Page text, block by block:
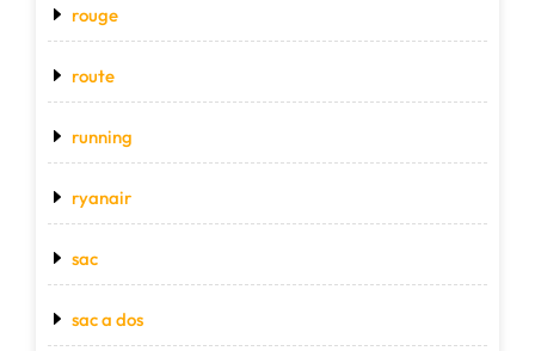
rouge
route
running
ryanair
sac
sac a dos